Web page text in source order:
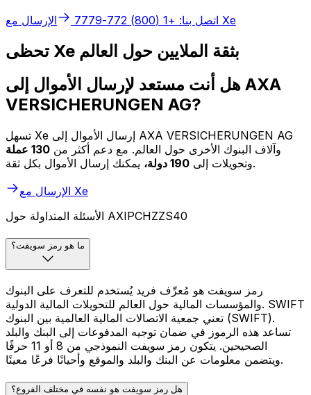
اتصل بنا: +1 (800) 772-7779 الإرسال مع Xe
تحظى Xe بثقة الملايين حول العالم
هل أنت مستعد لإرسال الأموال إلى AXA
VERSICHERUNGEN AG?
تسهل Xe إرسال الأموال إلى AXA VERSICHERUNGEN AG
وآلاف البنوك الأخرى حول العالم. مع دعم أكثر من 130 عملة
وتحويلات إلى 190 دولة،
يمكنك إرسال الأموال بكل ثقة.
الإرسال مع Xe
الأسئلة المتداولة حول AXIPCHZZS40
ما هو رمز سويفت؟
رمز سويفت هو مُعرِّف فريد يُستخدم للتعرف على البنوك
والمؤسسات المالية حول العالم للتحويلات المالية الدولية. SWIFT
تعني جمعية الاتصالات المالية العالمية بين البنوك (SWIFT).
تساعد هذه الرموز في ضمان توجيه المدفوعات إلى البنك والبلد
الصحيحين. يتكون رمز سويفت النموذجي من 8 أو 11 حرفًا
ويتضمن معلومات عن البنك والبلد والموقع وأحيانًا فرعًا معينًا.
هل رمز سويفت هو نفسه في مختلف الفروع؟